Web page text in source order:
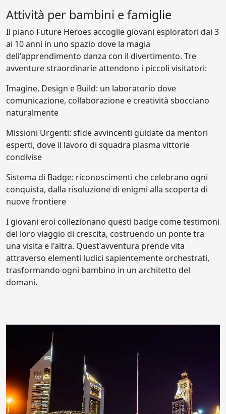
Attività per bambini e famiglie
Il piano Future Heroes accoglie giovani esploratori dai 3
ai 10 anni in uno spazio dove la magia
dell'apprendimento danza con il divertimento. Tre
avventure straordinarie attendono i piccoli visitatori:
Imagine, Design e Build: un laboratorio dove
comunicazione, collaborazione e creatività sbocciano
naturalmente
Missioni Urgenti: sfide avvincenti guidate da mentori
esperti, dove il lavoro di squadra plasma vittorie
condivise
Sistema di Badge: riconoscimenti che celebrano ogni
conquista, dalla risoluzione di enigmi alla scoperta di
nuove frontiere
I giovani eroi collezionano questi badge come testimoni
del loro viaggio di crescita, costruendo un ponte tra
una visita e l'altra. Quest'avventura prende vita
attraverso elementi ludici sapientemente orchestrati,
trasformando ogni bambino in un architetto del
domani.